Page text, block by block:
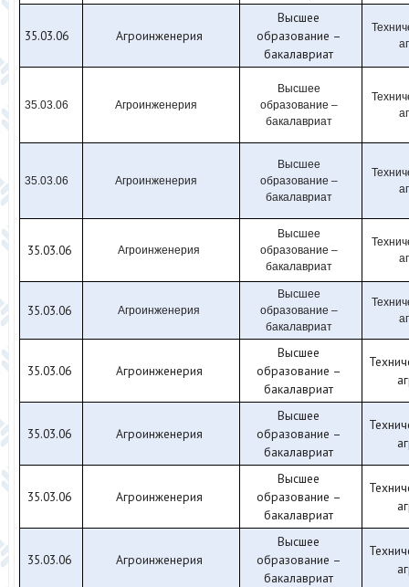
35.03.06 Агроинженерия
Высшее
образование –
бакалавриат
35.03.06 Агроинженерия
Высшее
образование –
бакалавриат
35.03.06 Агроинженерия
Высшее
образование –
бакалавриат
35.03.06 Агроинженерия
Высшее
образование –
бакалавриат
35.03.06 Агроинженерия
Высшее
образование –
бакалавриат
35.03.06 Агроинженерия
Высшее
образование –
бакалавриат
35.03.06 Агроинженерия
Высшее
образование –
бакалавриат
35.03.06 Агроинженерия
Высшее
образование –
бакалавриат
35.03.06 Агроинженерия
Высшее
образование –
бакалавриат